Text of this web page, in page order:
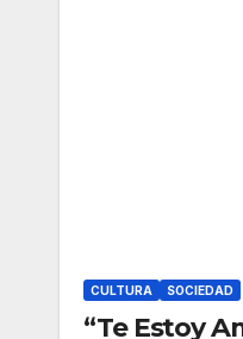
CULTURA SOCIEDAD
“Te Estoy